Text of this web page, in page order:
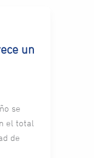
un
se
el total
de